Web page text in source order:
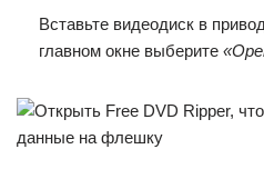
Вставьте видеодиск в
главном окне выберите